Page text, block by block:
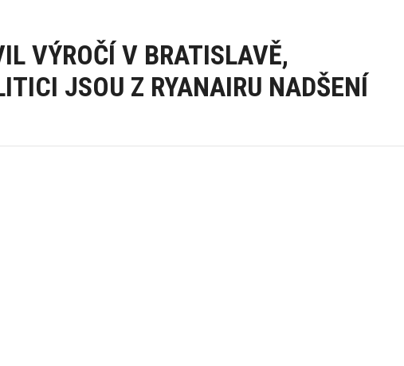
VÝROČÍ V BRATISLAVĚ,
JSOU Z RYANAIRU NADŠENÍ